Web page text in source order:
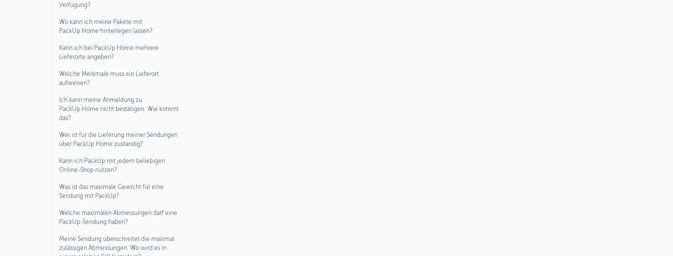
Verfügung?
Wo kann ich meine Pakete mit
PackUp Home hinterlegen lassen?
Kann ich bei PackUp Home mehrere
Lieferorte angeben?
Welche Merkmale muss ein Lieferort
aufweisen?
Ich kann meine Anmeldung zu
PackUp Home nicht bestätigen. Wie kommt
das?
Wer ist für die Lieferung meiner Sendungen
über PackUp Home zuständig?
Kann ich PackUp mit jedem beliebigen
Online-Shop nutzen?
Was ist das maximale Gewicht für eine
Sendung mit PackUp?
Welche maximalen Abmessungen darf eine
PackUp-Sendung haben?
Meine Sendung überschreitet die maximal
zulässigen Abmessungen. Wo wird es in